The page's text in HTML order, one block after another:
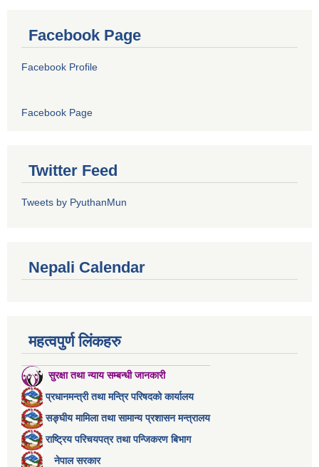
Facebook Page
Facebook Profile
Facebook Page
Twitter Feed
Tweets by PyuthanMun
Nepali Calendar
महत्वपुर्ण लिंकहरु
सुरक्षा तथा न्याय सम्बन्धी जानकारी
प्रधानमन्त्री तथा मन्त्रि परिषदको कार्यालय
सङ्घीय मामिला तथा सामान्य प्रशासन मन्त्रालय
राष्ट्रिय परिचयपत्र तथा पन्जिकरण बिभाग
नेपाल सरकार